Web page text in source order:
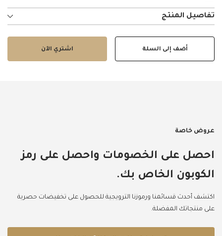
تفاصيل المنتج
أضف إلى السلة اشتري الآن
عروض خاصة
احصل على الخصومات واحصل على رمز
الكوبون الخاص بك.
اكتشف أحدث قسائمنا ورموزنا الترويجية للحصول على تخفيضات حصرية
على منتجاتك المفضلة.